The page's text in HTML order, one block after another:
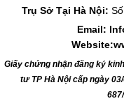
Trụ Sở Tại Hà Nội:
Email:
Giấy chứng nhận đăng ký
tư TP Hà Nội cấp ngày